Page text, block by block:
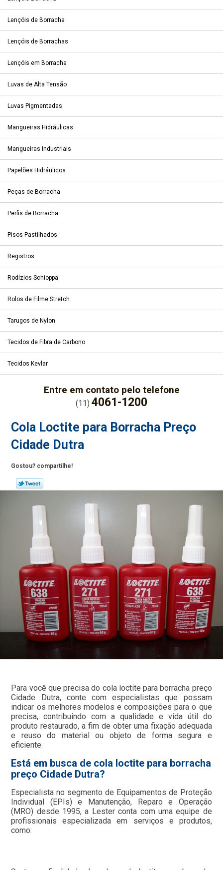
Lençóis de Borracha
Lençóis de Borrachas
Lençóis em Borracha
Luvas de Alta Tensão
Luvas Pigmentadas
Mangueiras Hidráulicas
Mangueiras Industriais
Papelões Hidráulicos
Peças de Borracha
Perfis de Borracha
Pisos Pastilhados
Registros
Rodízios Schioppa
Rolos de Filme Stretch
Tarugos de Nylon
Tecidos de Fibra de Carbono
Tecidos Kevlar
Entre em contato pelo telefone
(11) 4061-1200
Cola Loctite para Borracha Preço
Cidade Dutra
Gostou? compartilhe!
Para você que precisa do cola loctite para borracha preço
Cidade Dutra, conte com especialistas que possam
indicar os melhores modelos e composições para o que
precisa, contribuindo com a qualidade e vida útil do
produto restaurado, a fim de obter uma fixação adequada
e reuso do material ou objeto de forma segura e
eficiente.
Está em busca de cola loctite para borracha
preço Cidade Dutra?
Especialista no segmento de Equipamentos de Proteção
Individual (EPIs) e Manutenção, Reparo e Operação
(MRO) desde 1995, a Lester conta com uma equipe de
profissionais especializada em serviços e produtos,
como: